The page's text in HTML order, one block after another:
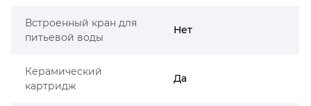
Встроенный кран для
питьевой воды
Нет
Керамический
картридж
Да